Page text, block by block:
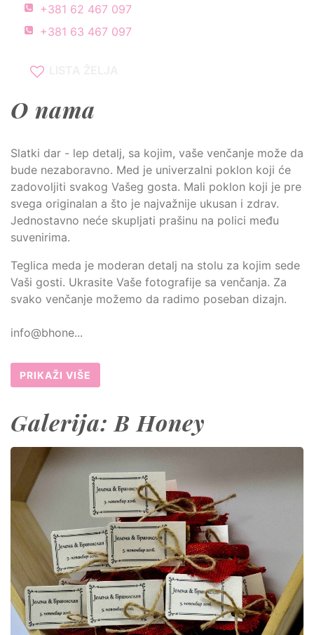
+381 62 467 097
+381 63 467 097
O nama
Slatki dar - lep detalj, sa kojim, vaše venčanje može da
bude nezaboravno. Med je univerzalni poklon koji će
zadovoljiti svakog Vašeg gosta. Mali poklon koji je pre
svega originalan a što je najvažnije ukusan i zdrav.
Jednostavno neće skupljati prašinu na polici među
suvenirima.
Teglica meda je moderan detalj na stolu za kojim sede
Vaši gosti. Ukrasite Vaše fotografije sa venčanja. Za
svako venčanje možemo da radimo poseban dizajn.
info@bhone...
PRIKAŽI VIŠE
Galerija: B Honey